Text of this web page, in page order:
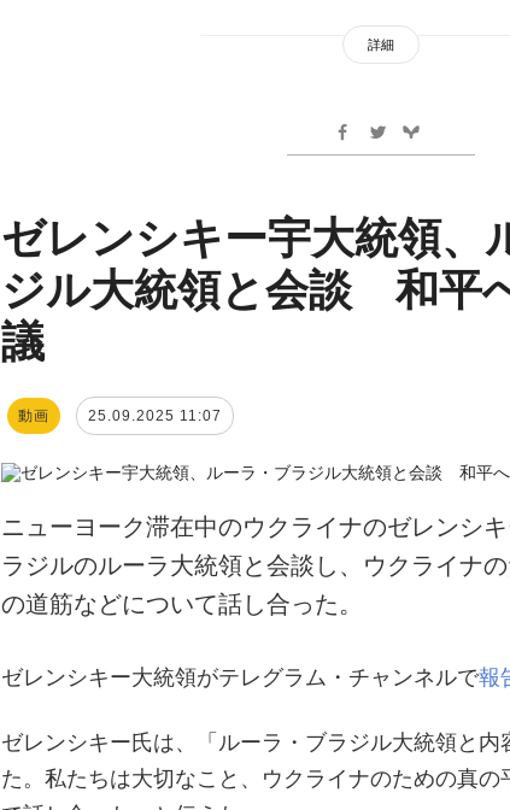
詳細
ゼレンシキー宇大統領、
ジル大統領と会談 和平
議
動画 25.09.2025 11:07
ニューヨーク滞在中のウクライナのゼレンシ
ラジルのルーラ大統領と会談し、ウクライナ
の道筋などについて話し合った。
ゼレンシキー大統領がテレグラム・チャンネルで報
ゼレンシキー氏は、「ルーラ・ブラジル大統領と内
た。私たちは大切なこと、ウクライナのための真